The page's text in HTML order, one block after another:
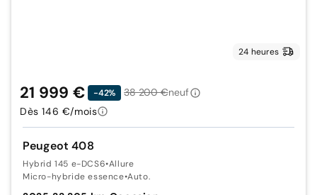
24 heures
Peugeot 408
Hybrid 145 e-DCS6•Allure
Micro-hybride essence•Auto.
21 999 € -42% 38 200 €neuf
Dès 146 €/mois